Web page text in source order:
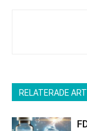
RELATERADE